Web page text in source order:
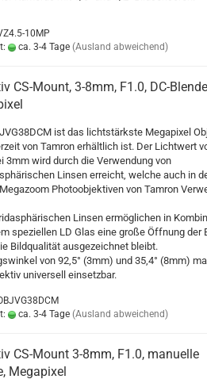
10MP
ca. 3-4 Tage (Ausland abweichend)
CS-Mount, 3-8mm, F1.0, DC-
ist das lichtstärkste Megapixel
von Tamron erhältlich ist. Der Lichtwert
3mm wird durch die Verwendung von
Linsen erreicht, welche auch in
Photoobjektiven von Tamron
Linsen ermöglichen in
speziellen LD Glas eine große Öffnung der
Bildqualität ausgezeichnet bleibt.
von 92,5° (3mm) und 35,4° (8mm)
universell einsetzbar.
ca. 3-4 Tage (Ausland abweichend)
CS-Mount 3-8mm, F1.0, manuelle
Megapixel